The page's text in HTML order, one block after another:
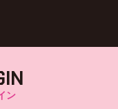
ン